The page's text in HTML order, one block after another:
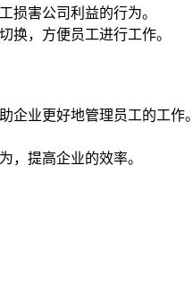
损害公司利益的行为。
换，方便员工进行工作。
企业更好地管理员工的工作。
，提高企业的效率。